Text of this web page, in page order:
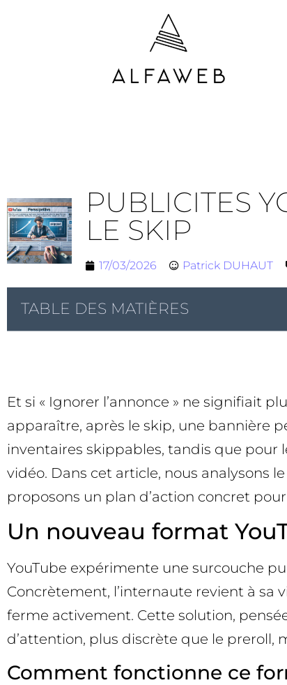
PUBLICITES
LE SKIP
17/03/2026 Patrick DUHAUT
TABLE DES MATIÈRES
Et si « Ignorer l’annonce » ne signifiait
apparaître, après le skip, une bannière
inventaires skippables, tandis que pour
vidéo. Dans cet article, nous analysons
proposons un plan d’action concret
Un nouveau format
YouTube expérimente une surcouche
Concrètement, l’internaute revient à sa
ferme activement. Cette solution,
d’attention, plus discrète que le preroll,
Comment fonctionne ce